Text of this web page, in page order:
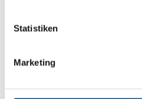
Statistiken
Marketing